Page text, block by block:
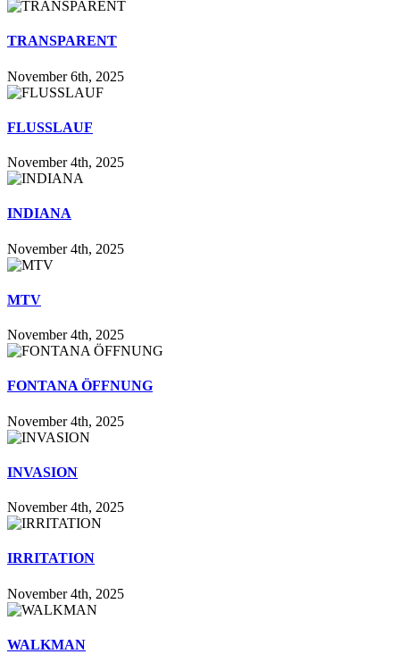
TRANSPARENT
November 6th, 2025
FLUSSLAUF
November 4th, 2025
INDIANA
November 4th, 2025
MTV
November 4th, 2025
FONTANA ÖFFNUNG
November 4th, 2025
INVASION
November 4th, 2025
IRRITATION
November 4th, 2025
WALKMAN